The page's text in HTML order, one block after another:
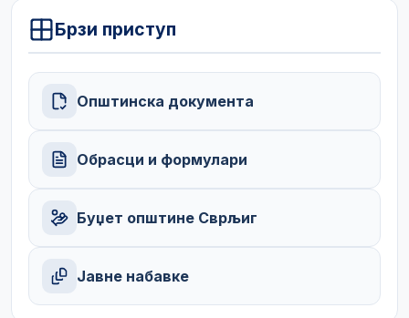
Брзи приступ
Општинска документа
Обрасци и формулари
Буџет општине Сврљиг
Јавне набавке